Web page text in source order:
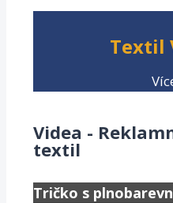
Textil
Videa -
textil
Tričko s